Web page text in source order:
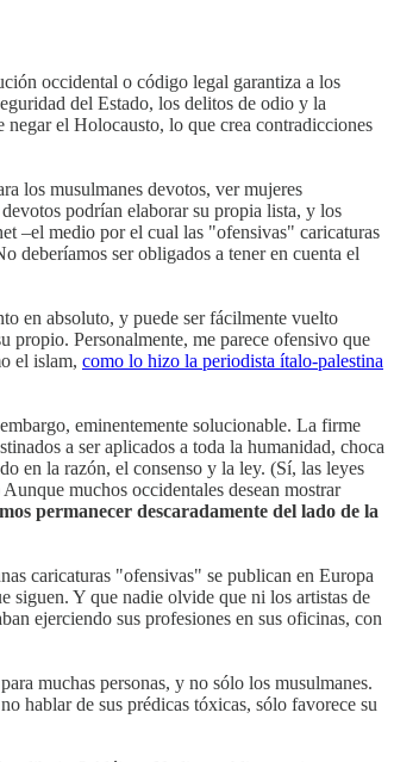
occidental o código legal garantiza a los
del Estado, los delitos de odio y la
el Holocausto, lo que crea contradicciones
los musulmanes devotos, ver mujeres
podrían elaborar su propia lista, y los
–el medio por el cual las "ofensivas" caricaturas
deberíamos ser obligados a tener en cuenta el
en absoluto, y puede ser fácilmente vuelto
propio. Personalmente, me parece ofensivo que
el islam, como lo hizo la periodista ítalo-palestina
eminentemente solucionable. La firme
a ser aplicados a toda la humanidad, choca
en la razón, el consenso y la ley. (Sí, las leyes
muchos occidentales desean mostrar
permanecer descaradamente del lado de la
caricaturas "ofensivas" se publican en Europa
siguen. Y que nadie olvide que ni los artistas de
ejerciendo sus profesiones en sus oficinas, con
muchas personas, y no sólo los musulmanes.
hablar de sus prédicas tóxicas, sólo favorece su